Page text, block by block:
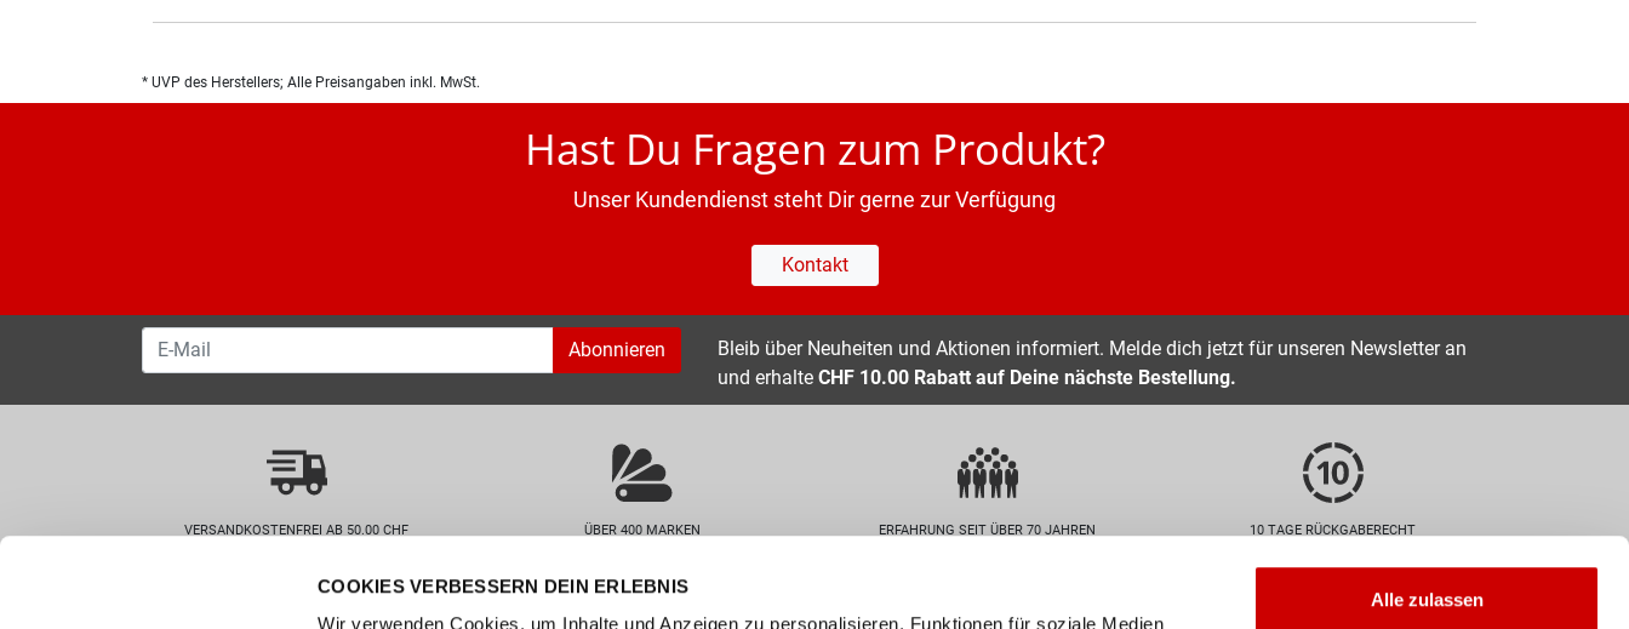
COOKIES VERBESSERN DEIN ERLEBNIS
Wir verwenden Cookies, um Inhalte und Anzeigen zu personalisieren, Funktionen für soziale Medien
Alle zulassen
* UVP des Herstellers; Alle Preisangaben inkl. MwSt.
Hast Du Fragen zum Produkt?
Unser Kundendienst steht Dir gerne zur Verfügung
Kontakt
Abonnieren
Bleib über Neuheiten und Aktionen informiert. Melde dich jetzt für unseren Newsletter an
und erhalte CHF 10.00 Rabatt auf Deine nächste Bestellung.
VERSANDKOSTENFREI AB 50.00 CHF ÜBER 400 MARKEN ERFAHRUNG SEIT ÜBER 70 JAHREN 10 TAGE RÜCKGABERECHT
Wie können wir helfen? Kundenservice